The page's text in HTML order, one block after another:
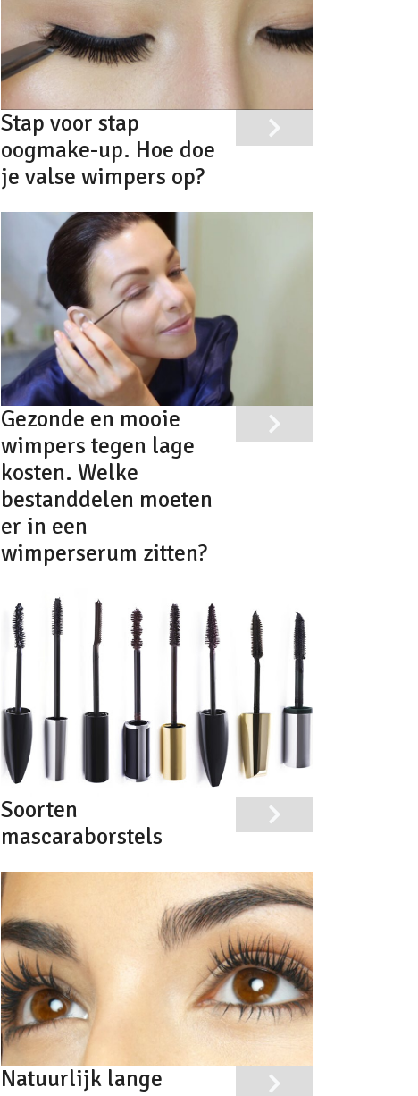
Stap voor stap
oogmake-up. Hoe doe
je valse wimpers op?
Gezonde en mooie
wimpers tegen lage
kosten. Welke
bestanddelen moeten
er in een
wimperserum zitten?
Soorten
mascaraborstels
Natuurlijk lange